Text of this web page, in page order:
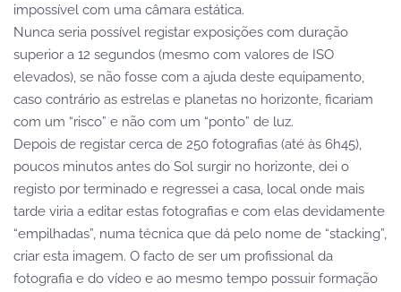
impossível com uma câmara estática.
Nunca seria possível registar exposições com duração
superior a 12 segundos (mesmo com valores de ISO
elevados), se não fosse com a ajuda deste equipamento,
caso contrário as estrelas e planetas no horizonte, ficariam
com um “risco” e não com um “ponto” de luz.
Depois de registar cerca de 250 fotografias (até às 6h45),
poucos minutos antes do Sol surgir no horizonte, dei o
registo por terminado e regressei a casa, local onde mais
tarde viria a editar estas fotografias e com elas devidamente
“empilhadas”, numa técnica que dá pelo nome de “stacking”,
criar esta imagem. O facto de ser um profissional da
fotografia e do vídeo e ao mesmo tempo possuir formação